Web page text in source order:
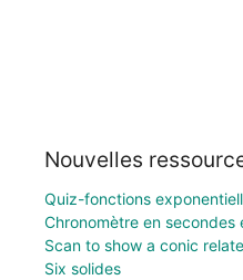
Nouvelles
Quiz-fonctions
Chronomètre en secondes
Scan to show a conic
Six solides